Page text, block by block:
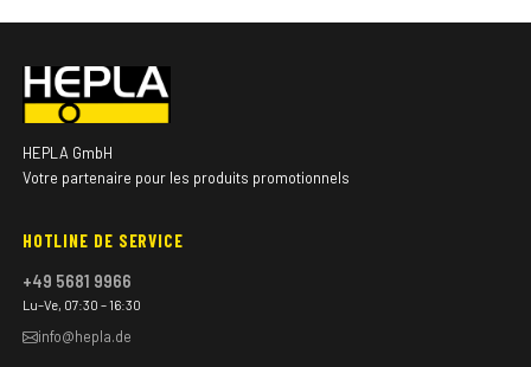
HEPLA GmbH
Votre partenaire pour les produits promotionnels
HOTLINE DE SERVICE
+49 5681 9966
Lu–Ve, 07:30 – 16:30
info@hepla.de